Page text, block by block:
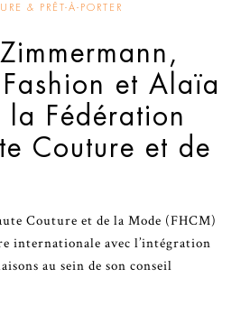
& PRÊT-À-PORTER
et Alaïa
la Fédération
Couture et de
Couture et de la Mode (FHCM)
internationale avec l’intégration
au sein de son conseil